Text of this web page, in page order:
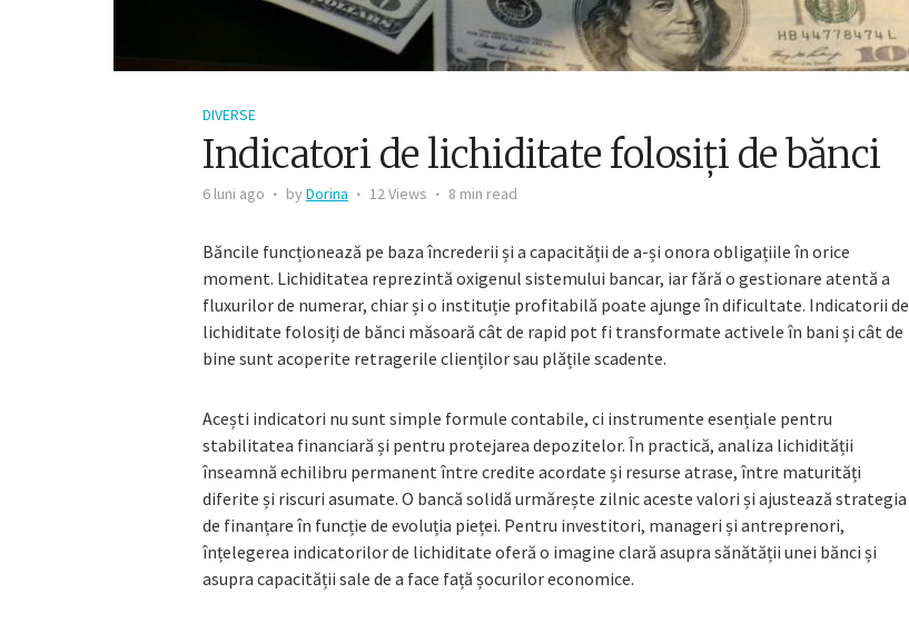
DIVERSE
Indicatori de lichiditate folosiți de bănci
6 luni ago by Dorina 12 Views 8 min read
Băncile funcționează pe baza încrederii și a capacității de a-și onora obligațiile în orice
moment. Lichiditatea reprezintă oxigenul sistemului bancar, iar fără o gestionare atentă a
fluxurilor de numerar, chiar și o instituție profitabilă poate ajunge în dificultate. Indicatorii de
lichiditate folosiți de bănci măsoară cât de rapid pot fi transformate activele în bani și cât de
bine sunt acoperite retragerile clienților sau plățile scadente.
Acești indicatori nu sunt simple formule contabile, ci instrumente esențiale pentru
stabilitatea financiară și pentru protejarea depozitelor. În practică, analiza lichidității
înseamnă echilibru permanent între credite acordate și resurse atrase, între maturități
diferite și riscuri asumate. O bancă solidă urmărește zilnic aceste valori și ajustează strategia
de finanțare în funcție de evoluția pieței. Pentru investitori, manageri și antreprenori,
înțelegerea indicatorilor de lichiditate oferă o imagine clară asupra sănătății unei bănci și
asupra capacității sale de a face față șocurilor economice.